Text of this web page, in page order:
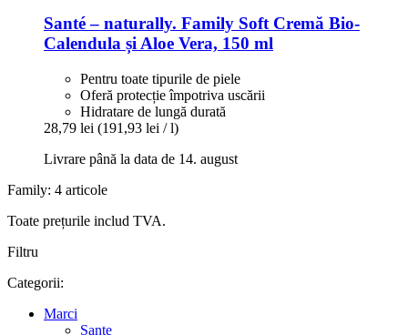
Santé – naturally. Family Soft Cremă Bio-​
Calendula și Aloe Vera, 150 ml
Pentru toate tipurile de piele
Oferă protecție împotriva uscării
Hidratare de lungă durată
28,79 lei (191,93 lei / l)
Livrare până la data de 14. august
Family: 4 articole
Toate prețurile includ TVA.
Filtru
Categorii:
Marci
Sante